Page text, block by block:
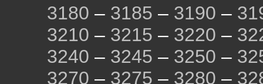
3180 – 3185 – 3190 –
3210 – 3215 – 3220 –
3240 – 3245 – 3250 –
3270 – 3275 – 3280 –